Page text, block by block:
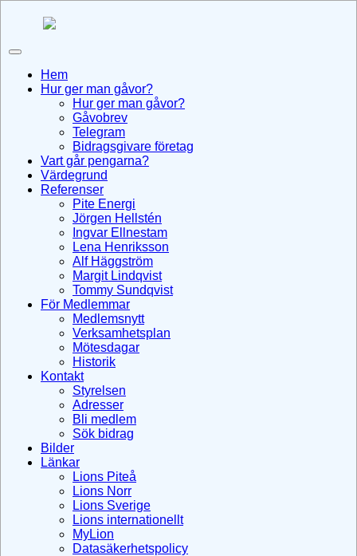
to
ContentHem
Hur ger man gåvor?
Hur ger man gåvor?
Gåvobrev
Telegram
Bidragsgivare företag
Vart går pengarna?
Värdegrund
Referenser
Pite Energi
Jörgen Hellstén
Ingvar Ellnestam
Lena Henriksson
Alf Häggström
Margit Lindqvist
Tommy Sundqvist
För Medlemmar
Medlemsnytt
Verksamhetsplan
Mötesdagar
Historik
Kontakt
Styrelsen
Adresser
Bli medlem
Sök bidrag
Bilder
Länkar
Lions Piteå
Lions Norr
Lions Sverige
Lions internationellt
MyLion
Datasäkerhetspolicy